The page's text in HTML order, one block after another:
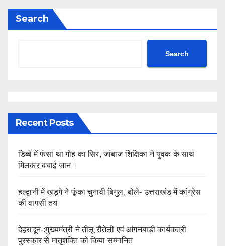
Search
Search
Recent Posts
डिब्बे में फंसा था गोह का सिर, जांबाज शिक्षिका ने युवक के साथ
मिलकर बचाई जान ।
हल्द्वानी में खड़गे ने फूंका चुनावी बिगुल, बोले- उत्तराखंड में कांग्रेस
की वापसी तय
देहरादून-:मुख्यमंत्री ने तीलू रौतेली एवं आंगनबाड़ी कार्यकत्री
पुरस्कार से मातृशक्ति को किया सम्मानित